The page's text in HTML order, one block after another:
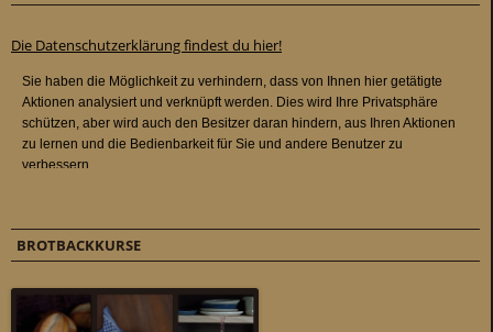
Die Datenschutzerklärung findest du hier!
BROTBACKKURSE